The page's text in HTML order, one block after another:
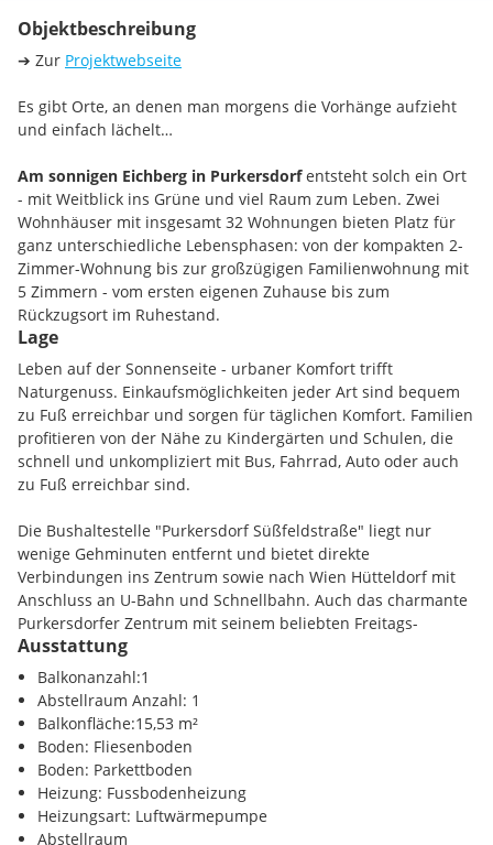
Objektbeschreibung
➔ Zur Projektwebseite
Es gibt Orte, an denen man morgens die Vorhänge aufzieht
und einfach lächelt…
Am sonnigen Eichberg in Purkersdorfentsteht solch ein Ort
- mit Weitblick ins Grüne und viel Raum zum Leben. Zwei
Wohnhäuser mit insgesamt 32 Wohnungen bieten Platz für
ganz unterschiedliche Lebensphasen: von der kompakten 2-
Zimmer-Wohnung bis zur großzügigen Familienwohnung mit
5 Zimmern - vom ersten eigenen Zuhause bis zum
Rückzugsort im Ruhestand.
Jede Wohnung hat ihre eigene Freifläche:einen Balkon, eine
Terrasse oder einen privaten Garten. Durchdachte
Grundrisse, moderne Ausstattung und eine behagliche
Fußbodenheizung sorgen für hohen Wohnkomfort.
Tiefgaragen- und Außenstellplätze stehen direkt auf dem
Grundstück zur Verfügung und können separat erworben
Komfort trifft auf Lebensqualität:Die Architektur verbindet
moderne Klarheit mit warmen Holzelementen und einem
freundlichen Charakter. Die erhöhte, südseitige Lage am
Eichberg sorgt für besonders viel Sonne über den ganzen Tag
und einen wunderbaren Blick ins Grüne.
Die Lage verbindet Natur und Alltag
Grundstück beginnt der Wienerwald - ideal für Spaziergänge,
Bewegung und kleine Alltagsfluchten. Gleichzeitig haben Sie
die gesamte Infrastruktur Purkersdorfs vor der Tür:
Nahversorgung, Schulen und Kindergärten in Gehweite, der
beliebte Bauernmarkt im Zentrum und eine gute Anbindung
nach Wien und St. Pölten.
Lage
Leben auf der Sonnenseite - urbaner Komfort trifft
Naturgenuss. Einkaufsmöglichkeiten jeder Art sind bequem
zu Fuß erreichbar und sorgen für täglichen Komfort. Familien
profitieren von der Nähe zu Kindergärten und Schulen, die
schnell und unkompliziert mit Bus, Fahrrad, Auto oder auch
zu Fuß erreichbar sind.
Die Bushaltestelle "Purkersdorf Süßfeldstraße" liegt nur
wenige Gehminuten entfernt und bietet direkte
Verbindungen ins Zentrum sowie nach Wien Hütteldorf mit
Anschluss an U-Bahn und Schnellbahn. Auch das charmante
Purkersdorfer Zentrum mit seinem beliebten Freitags-
Bauernmarkt und der Zugverbindung nach Wien ist in
wenigen Minuten erreichbar.
Ein Highlight ist der direkte Zugang von den Wohnhäusern in
den Wienerwald. Ein Paradies für Spaziergänge, sportliche
Aktivitäten und entspannte Stunden im Grünen.
Region:Purkersdorf Zentrum
Ausstattung
Balkonanzahl:1
Abstellraum Anzahl: 1
Balkonfläche:15,53 m²
Boden: Fliesenboden
Boden: Parkettboden
Heizung: Fussbodenheizung
Heizungsart: Luftwärmepumpe
Abstellraum